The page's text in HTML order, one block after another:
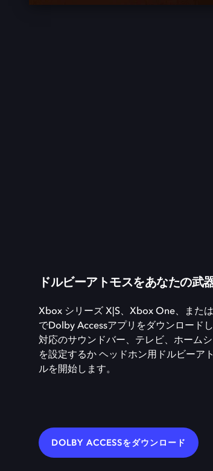
ドルビーアトモスをあなたの武
Xbox シリーズ X|S、Xbox One、また
でDolby Accessアプリをダウンロード
対応のサウンドバー、テレビ、ホーム
を設定するか ヘッドホン用ドルビーア
ルを開始します。
DOLBY ACCESSをダウンロード